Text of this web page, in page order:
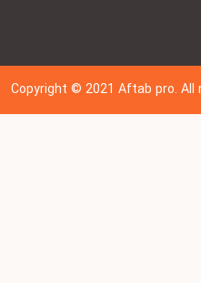
Copyright © 202 1Aftab pro.